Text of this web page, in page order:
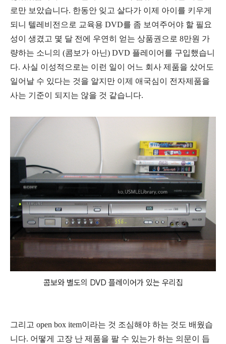
로만 보았습니다. 한동안 잊고 살다가 이제 아이를 키우게
되니 텔레비전으로 교육용 DVD를 좀 보여주어야 할 필요
성이 생겼고 몇 달 전에 우연히 얻는 상품권으로 8만원 가
량하는 소니의 (콤보가 아닌) DVD 플레이어를 구입했습니
다. 사실 이성적으로는 이런 일이 어느 회사 제품을 샀어도
일어날 수 있다는 것을 알지만 이제 애국심이 전자제품을
사는 기준이 되지는 않을 것 같습니다.
콤보와 별도의 DVD 플레이어가 있는 우리집
그리고 open box item이라는 것 조심해야 하는 것도 배웠습
니다. 어떻게 고장 난 제품을 팔 수 있는가 하는 의문이 듭